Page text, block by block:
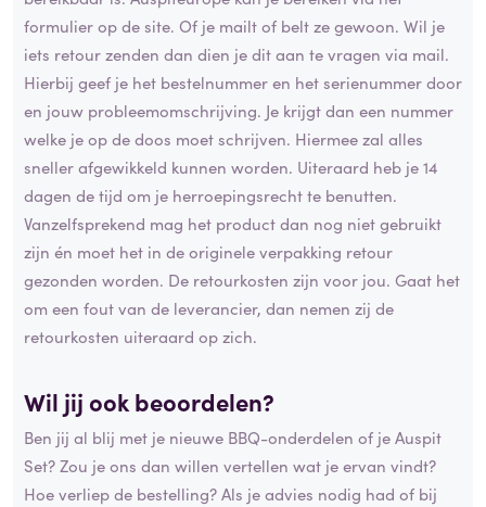
formulier op de site. Of je mailt of belt ze gewoon. Wil je
iets retour zenden dan dien je dit aan te vragen via mail.
Hierbij geef je het bestelnummer en het serienummer door
en jouw probleemomschrijving. Je krijgt dan een nummer
welke je op de doos moet schrijven. Hiermee zal alles
sneller afgewikkeld kunnen worden. Uiteraard heb je 14
dagen de tijd om je herroepingsrecht te benutten.
Vanzelfsprekend mag het product dan nog niet gebruikt
zijn én moet het in de originele verpakking retour
gezonden worden. De retourkosten zijn voor jou. Gaat het
om een fout van de leverancier, dan nemen zij de
retourkosten uiteraard op zich.
Wil jij ook beoordelen?
Ben jij al blij met je nieuwe BBQ-onderdelen of je Auspit
Set? Zou je ons dan willen vertellen wat je ervan vindt?
Hoe verliep de bestelling? Als je advies nodig had of bij